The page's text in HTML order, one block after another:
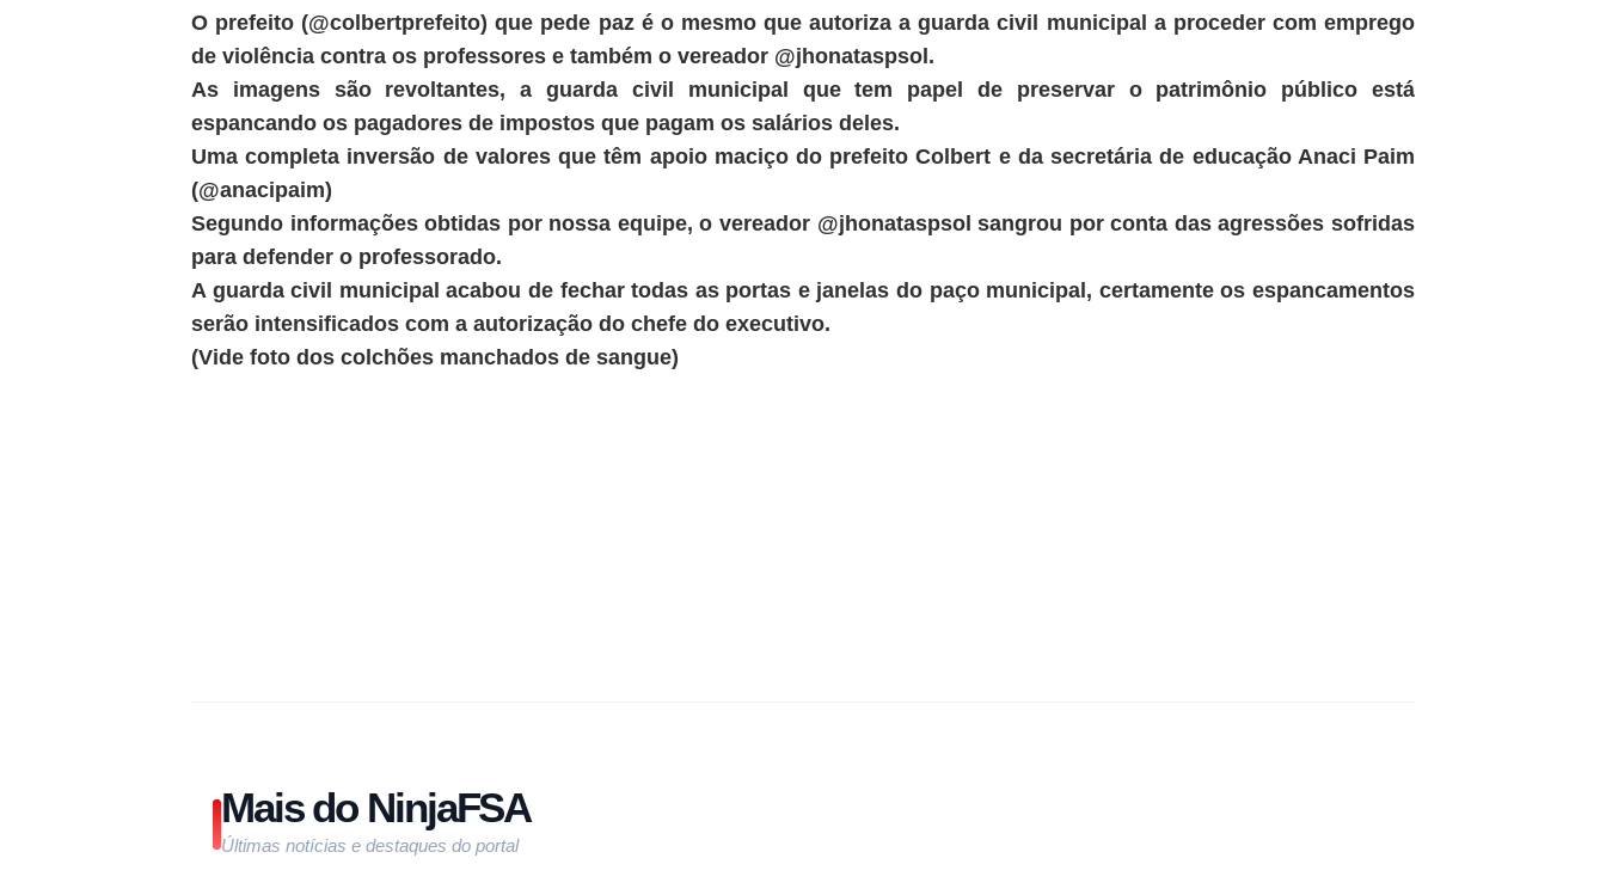
O prefeito (@colbertprefeito) que pede paz é o mesmo que autoriza a guarda civil municipal a proceder com emprego
de violência contra os professores e também o vereador @jhonataspsol.
As imagens são revoltantes, a guarda civil municipal que tem papel de preservar o patrimônio público está
espancando os pagadores de impostos que pagam os salários deles.
Uma completa inversão de valores que têm apoio maciço do prefeito Colbert e da secretária de educação Anaci Paim
(@anacipaim)
Segundo informações obtidas por nossa equipe, o vereador @jhonataspsol sangrou por conta das agressões sofridas
para defender o professorado.
A guarda civil municipal acabou de fechar todas as portas e janelas do paço municipal, certamente os espancamentos
serão intensificados com a autorização do chefe do executivo.
(Vide foto dos colchões manchados de sangue)
Mais do NinjaFSA
Últimas notícias e destaques do portal